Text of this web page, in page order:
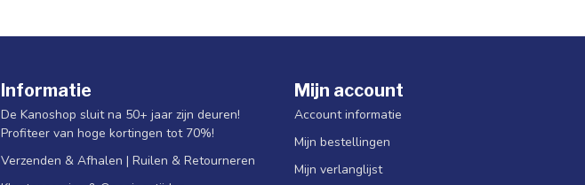
Informatie
De Kanoshop sluit na 50+ jaar zijn deuren!
Profiteer van hoge kortingen tot 70%!
Verzenden & Afhalen | Ruilen & Retourneren
Mijn account
Account informatie
Mijn bestellingen
Mijn verlanglijst